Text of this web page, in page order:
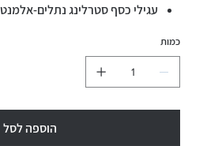
עגילי כסף סטרלינג נתלים-
כמות
הוספה לסל